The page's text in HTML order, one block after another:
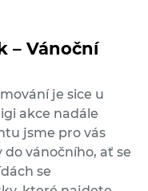
– Vánoční
je sice u
akce nadále
jsme pro vás
vánočního, ať se
se